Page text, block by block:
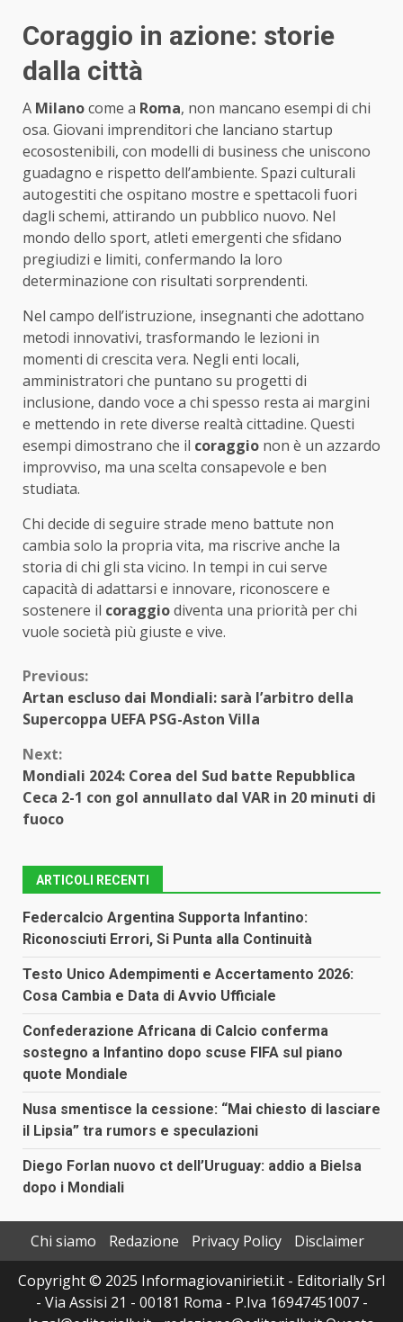
Coraggio in azione: storie
dalla città
A Milanocome a Roma, non mancano esempi di chi
osa. Giovani imprenditori che lanciano startup
ecosostenibili, con modelli di business che uniscono
guadagno e rispetto dell’ambiente. Spazi culturali
autogestiti che ospitano mostre e spettacoli fuori
dagli schemi, attirando un pubblico nuovo. Nel
mondo dello sport, atleti emergenti che sfidano
pregiudizi e limiti, confermando la loro
determinazione con risultati sorprendenti.
Nel campo dell’istruzione, insegnanti che adottano
metodi innovativi, trasformando le lezioni in
momenti di crescita vera. Negli enti locali,
amministratori che puntano su progetti di
inclusione, dando voce a chi spesso resta ai margini
e mettendo in rete diverse realtà cittadine. Questi
esempi dimostrano che il coraggio non è un azzardo
improvviso, ma una scelta consapevole e ben
studiata.
Chi decide di seguire strade meno battute non
cambia solo la propria vita, ma riscrive anche la
storia di chi gli sta vicino. In tempi in cui serve
capacità di adattarsi e innovare, riconoscere e
sostenere il coraggiodiventa una priorità per chi
vuole società più giuste e vive.
Continue
Reading
Previous:
Artan escluso dai Mondiali: sarà l’arbitro della
Supercoppa UEFA PSG-Aston Villa
Next:
Mondiali 2024: Corea del Sud batte Repubblica
Ceca 2-1 con gol annullato dal VAR in 20 minuti di
fuoco
ARTICOLI RECENTI
Federcalcio Argentina Supporta Infantino:
Riconosciuti Errori, Si Punta alla Continuità
Testo Unico Adempimenti e Accertamento 2026:
Cosa Cambia e Data di Avvio Ufficiale
Confederazione Africana di Calcio conferma
sostegno a Infantino dopo scuse FIFA sul piano
quote Mondiale
Nusa smentisce la cessione: “Mai chiesto di lasciare
il Lipsia” tra rumors e speculazioni
Diego Forlan nuovo ct dell’Uruguay: addio a Bielsa
dopo i Mondiali
Chi siamo Redazione Privacy Policy
Disclaimer
Copyright © 2025 Informagiovanirieti.it - Editorially Srl
- Via Assisi 21 - 00181 Roma - P.Iva 16947451007 -